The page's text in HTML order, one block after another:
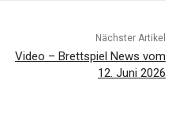
Nächster Artikel
Video – Brettspiel News vom
12. Juni 2026